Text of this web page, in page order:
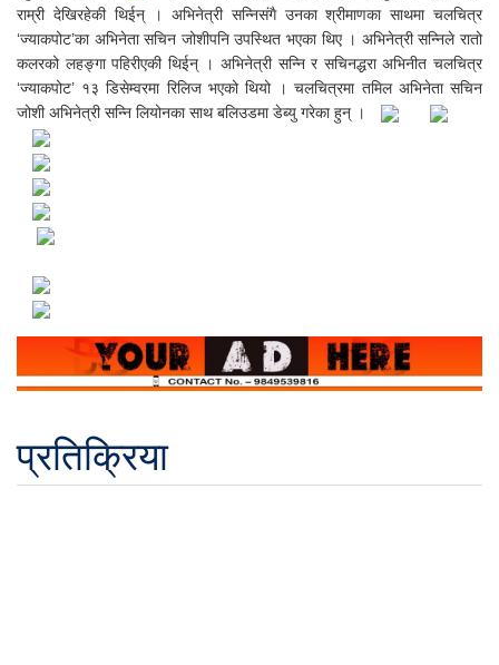
राम्री देखिरहेकी थिईन् । अभिनेत्री सन्निसंगै उनका श्रीमाणका साथमा चलचित्र
‘ज्याकपोट’का अभिनेता सचिन जोशीपनि उपस्थित भएका थिए । अभिनेत्री सन्निले रातो
कलरको लहङ्गा पहिरीएकी थिईन् । अभिनेत्री सन्नि र सचिनद्धरा अभिनीत चलचित्र
‘ज्याकपोट’ १३ डिसेम्वरमा रिलिज भएको थियो । चलचित्रमा तमिल अभिनेता सचिन
जोशी अभिनेत्री सन्नि लियोनका साथ बलिउडमा डेब्यु गरेका हुन् ।
प्रतिक्रिया